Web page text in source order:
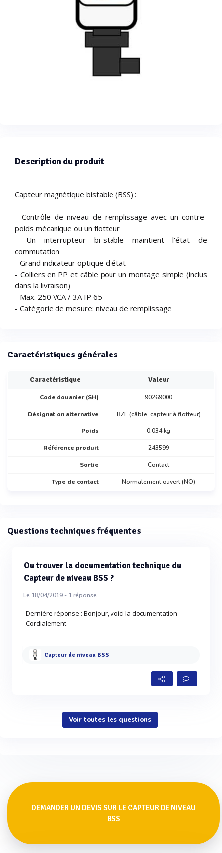
Description du produit
Capteur magnétique bistable (BSS) :
- Contrôle de niveau de remplissage avec un contre-
poids mécanique ou un flotteur
- Un interrupteur bi-stable maintient l'état de
commutation
- Grand indicateur optique d'état
- Colliers en PP et câble pour un montage simple (inclus
dans la livraison)
- Max. 250 VCA / 3A IP 65
- Catégorie de mesure: niveau de remplissage
Caractéristiques générales
Caractéristique Valeur
Code douanier (SH) 90269000
Désignation alternative BZE (câble, capteur à flotteur)
Poids 0.034 kg
Référence produit 243599
Sortie Contact
Type de contact Normalement ouvert (NO)
Questions techniques fréquentes
Ou trouver la documentation technique du
Capteur de niveau BSS ?
Le 18/04/2019 - 1réponse
Dernière réponse : Bonjour, voici la documentation
Cordialement
Capteur de niveau BSS
Voir toutes les questions
DEMANDER UN DEVIS SUR LE CAPTEUR DE NIVEAU
BSS